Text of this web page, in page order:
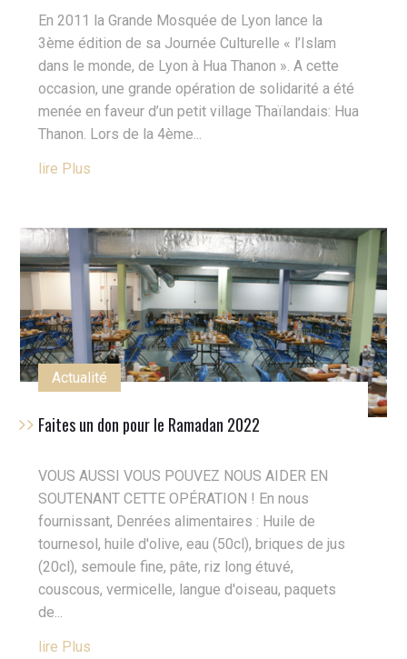
En 2011 la Grande Mosquée de Lyon lance la
3ème édition de sa Journée Culturelle « l’Islam
dans le monde, de Lyon à Hua Thanon ». A cette
occasion, une grande opération de solidarité a été
menée en faveur d’un petit village Thaïlandais: Hua
Thanon. Lors de la 4ème...
Lire Plus
Actualité
Faites un don pour le Ramadan 2022
VOUS AUSSI VOUS POUVEZ NOUS AIDER EN
SOUTENANT CETTE OPÉRATION ! En nous
fournissant, Denrées alimentaires : Huile de
tournesol, huile d'olive, eau (50cl), briques de jus
(20cl), semoule fine, pâte, riz long étuvé,
couscous, vermicelle, langue d'oiseau, paquets
de...
Lire Plus